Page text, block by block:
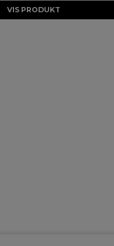
VIS PRODUKT